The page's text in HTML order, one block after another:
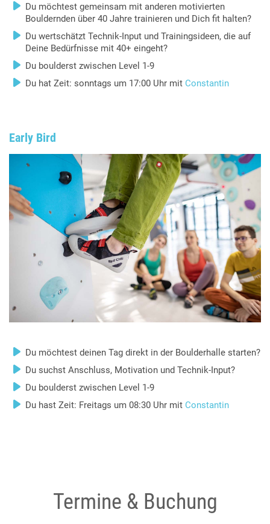
Du möchtest gemeinsam mit anderen motivierten
Bouldernden über 40 Jahre trainieren und Dich fit halten?
Du wertschätzt Technik-Input und Trainingsideen, die auf
Deine Bedürfnisse mit 40+ eingeht?
Du boulderst zwischen Level 1-9
Du hat Zeit: sonntags um 17:00 Uhr mit Constantin
Early Bird
Du möchtest deinen Tag direkt in der Boulderhalle starten?
Du suchst Anschluss, Motivation und Technik-Input?
Du boulderst zwischen Level 1-9
Du hast Zeit: Freitags um 08:30 Uhr mit Constantin
Termine & Buchung